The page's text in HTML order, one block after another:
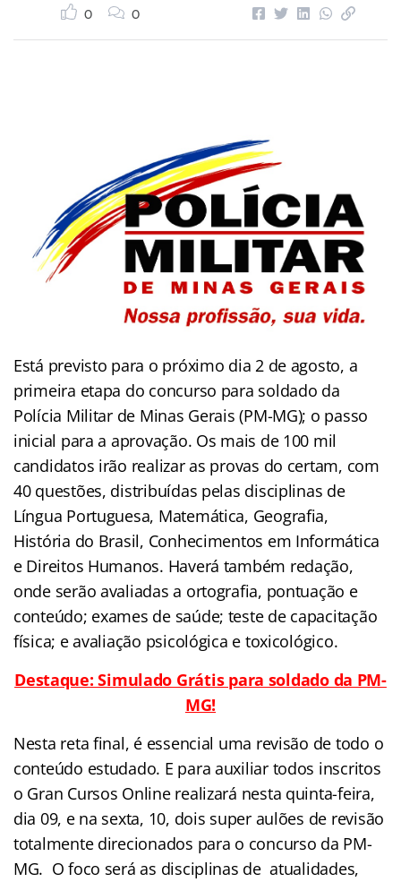
0 0
Está previsto para o próximo dia 2 de agosto, a
primeira etapa do concurso para soldado da
Polícia Militar de Minas Gerais (PM-MG); o passo
inicial para a aprovação. Os mais de 100 mil
candidatos irão realizar as provas do certam, com
40 questões, distribuídas pelas disciplinas de
Língua Portuguesa, Matemática, Geografia,
História do Brasil, Conhecimentos em Informática
e Direitos Humanos. Haverá também redação,
onde serão avaliadas a ortografia, pontuação e
conteúdo; exames de saúde; teste de capacitação
física; e avaliação psicológica e toxicológico.
Destaque: Simulado Grátis para soldado da PM-
MG!
Nesta reta final, é essencial uma revisão de todo o
conteúdo estudado. E para auxiliar todos inscritos
o Gran Cursos Online realizará nesta quinta-feira,
dia 09, e na sexta, 10, dois super aulões de revisão
totalmente direcionados para o concurso da PM-
MG. O foco será as disciplinas de atualidades,